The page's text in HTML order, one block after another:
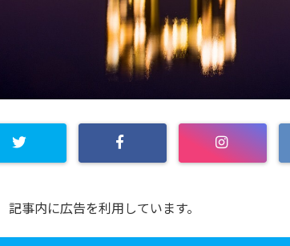
記事内に広告を利用しています。